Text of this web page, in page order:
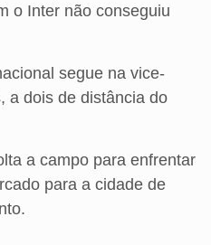
o Inter não conseguiu
segue na vice-
a dois de distância do
a campo para enfrentar
para a cidade de